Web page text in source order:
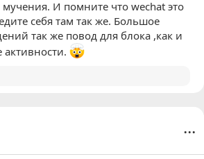
И помните что wechat это
себя там так же. Большое
так же повод для блока ,как и
активности.
...